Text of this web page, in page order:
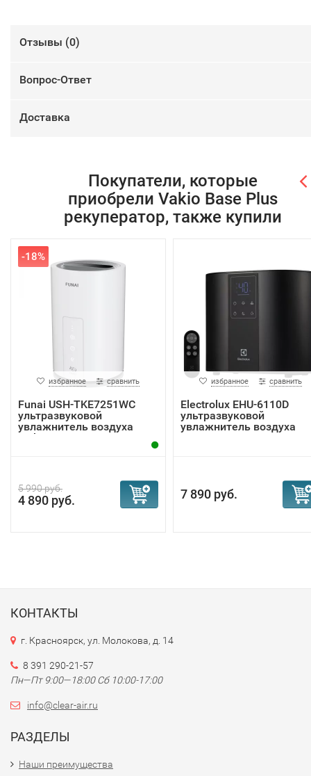
Отзывы (0)
Вопрос-Ответ
Доставка
Покупатели, которые
приобрели Vakio Base Plus
рекуператор, также купили
-18%
избранное сравнить
Funai USH-TKE7251WC
ультразвуковой
увлажнитель воздуха
Taiko
5 990 руб.
4 890 руб.
избранное сравнить
Electrolux EHU-6110D
ультразвуковой
увлажнитель воздуха
7 890 руб.
КОНТАКТЫ
г. Красноярск, ул. Молокова, д. 14
8 391 290-21-57
Пн—Пт 9:00—18:00 Сб 10:00-17:00
info@clear-air.ru
РАЗДЕЛЫ
Наши преимущества